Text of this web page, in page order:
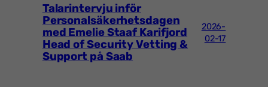
Talarintervju inför
Personalsäkerhetsdagen
med Emelie Staaf Karifjord
Head of Security Vetting &
Support på Saab
2026-
02-17